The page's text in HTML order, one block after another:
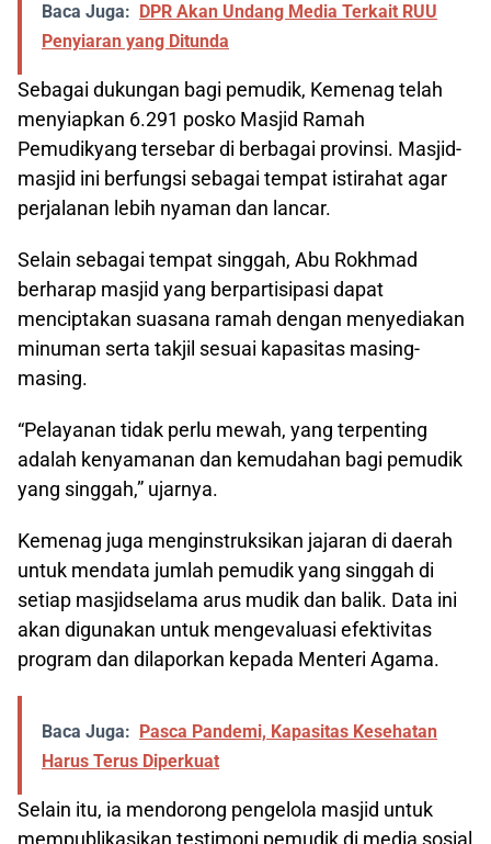
Baca Juga:
DPR Akan Undang Media Terkait RUU
Penyiaran yang Ditunda
Sebagai dukungan bagi pemudik, Kemenag telah
menyiapkan 6.291 posko Masjid Ramah
Pemudikyang tersebar di berbagai provinsi. Masjid-
masjid ini berfungsi sebagai tempat istirahat agar
perjalanan lebih nyaman dan lancar.
Selain sebagai tempat singgah, Abu Rokhmad
berharap masjid yang berpartisipasi dapat
menciptakan suasana ramah dengan menyediakan
minuman serta takjil sesuai kapasitas masing-
masing.
“Pelayanan tidak perlu mewah, yang terpenting
adalah kenyamanan dan kemudahan bagi pemudik
yang singgah,” ujarnya.
Kemenag juga menginstruksikan jajaran di daerah
untuk mendata jumlah pemudik yang singgah di
setiap masjidselama arus mudik dan balik. Data ini
akan digunakan untuk mengevaluasi efektivitas
program dan dilaporkan kepada Menteri Agama.
Baca Juga:
Pasca Pandemi, Kapasitas Kesehatan
Harus Terus Diperkuat
Selain itu, ia mendorong pengelola masjid untuk
mempublikasikan testimoni pemudik di media sosial